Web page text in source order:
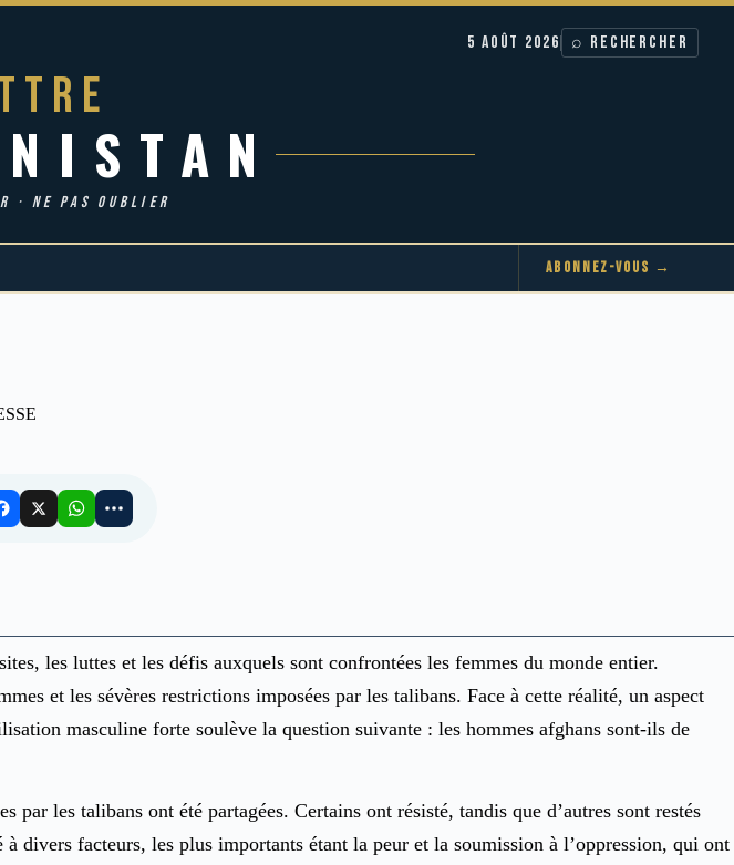
5 AOÛT 2026 ⌕ RECHERCHER
· NE PAS OUBLIER
ABONNEZ-VOUS →
les luttes et les défis auxquels sont confrontées les femmes du monde entier.
et les sévères restrictions imposées par les talibans. Face à cette réalité, un aspect
masculine forte soulève la question suivante : les hommes afghans sont-ils de
les talibans ont été partagées. Certains ont résisté, tandis que d’autres sont restés
divers facteurs, les plus importants étant la peur et la soumission à l’oppression, qui ont